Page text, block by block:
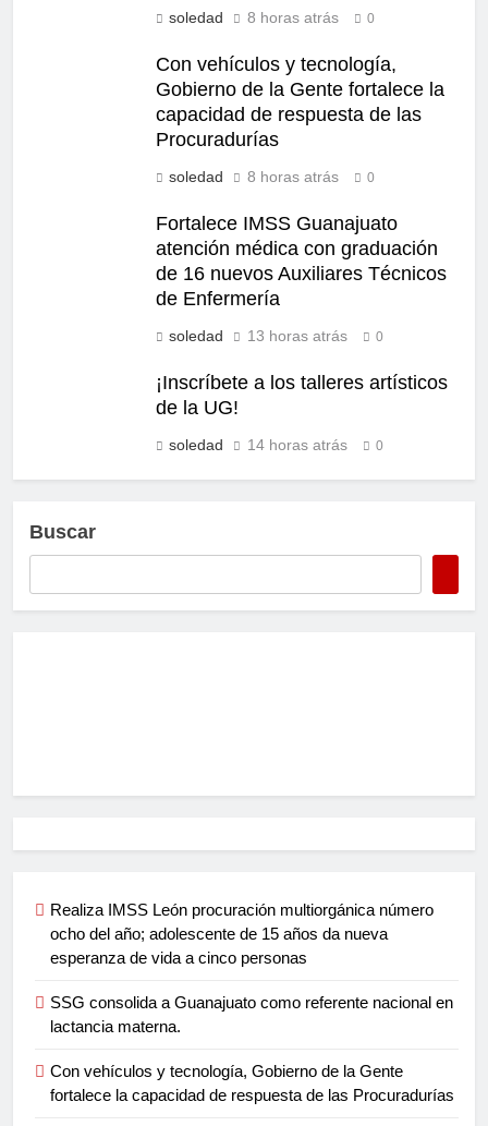
soledad 8 horas atrás 0
Con vehículos y tecnología,
Gobierno de la Gente fortalece la
capacidad de respuesta de las
Procuradurías
soledad 8 horas atrás 0
Fortalece IMSS Guanajuato
atención médica con graduación
de 16 nuevos Auxiliares Técnicos
de Enfermería
soledad 13 horas atrás 0
¡Inscríbete a los talleres artísticos
de la UG!
soledad 14 horas atrás 0
Buscar
Realiza IMSS León procuración multiorgánica número
ocho del año; adolescente de 15 años da nueva
esperanza de vida a cinco personas
SSG consolida a Guanajuato como referente nacional en
lactancia materna.
Con vehículos y tecnología, Gobierno de la Gente
fortalece la capacidad de respuesta de las Procuradurías